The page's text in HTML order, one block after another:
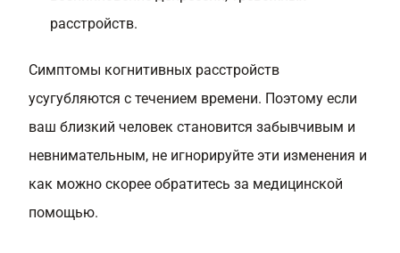
расстройств.
Симптомы когнитивных расстройств
усугубляются с течением времени. Поэтому если
ваш близкий человек становится забывчивым и
невнимательным, не игнорируйте эти изменения и
как можно скорее обратитесь за медицинской
помощью.